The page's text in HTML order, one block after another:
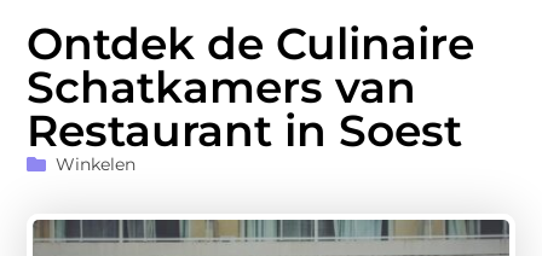
Ontdek de Culinaire
Schatkamers van
Restaurant in Soest
Winkelen